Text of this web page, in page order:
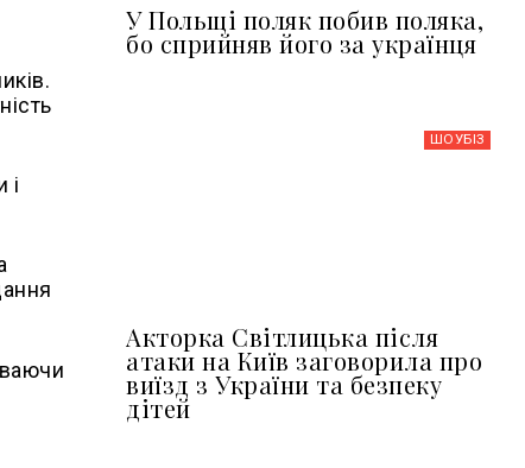
і
У Польщі поляк побив поляка,
бо сприйняв його за українця
ШОУБIЗ
Акторка Світлицька після
атаки на Київ заговорила про
виїзд з України та безпеку
дітей